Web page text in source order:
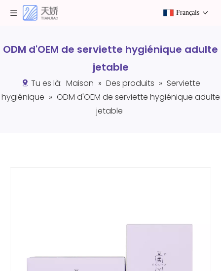
Français
ODM d'OEM de serviette hygiénique adulte
jetable
Tu es là: Maison » Des produits » Serviette
hygiénique » ODM d'OEM de serviette hygiénique adulte
jetable